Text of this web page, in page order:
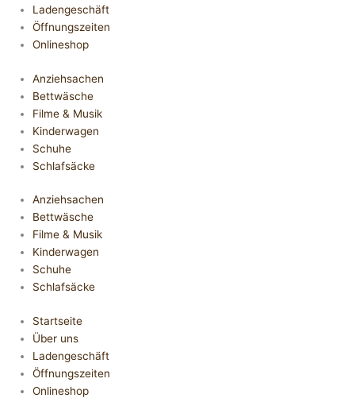
Ladengeschäft
Öffnungszeiten
Onlineshop
Anziehsachen
Bettwäsche
Filme & Musik
Kinderwagen
Schuhe
Schlafsäcke
Anziehsachen
Bettwäsche
Filme & Musik
Kinderwagen
Schuhe
Schlafsäcke
Startseite
Über uns
Ladengeschäft
Öffnungszeiten
Onlineshop